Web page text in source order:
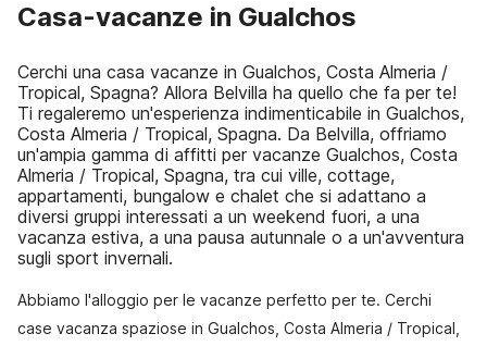
Casa-vacanze in Gualchos
Cerchi una casa vacanze in Gualchos, Costa Almeria /
Tropical, Spagna? Allora Belvilla ha quello che fa per te!
Ti regaleremo un'esperienza indimenticabile in Gualchos,
Costa Almeria / Tropical, Spagna. Da Belvilla, offriamo
un'ampia gamma di affitti per vacanze Gualchos, Costa
Almeria / Tropical, Spagna, tra cui ville, cottage,
appartamenti, bungalow e chalet che si adattano a
diversi gruppi interessati a un weekend fuori, a una
vacanza estiva, a una pausa autunnale o a un'avventura
sugli sport invernali.
Abbiamo l'alloggio per le vacanze perfetto per te. Cerchi
case vacanza spaziose in Gualchos, Costa Almeria / Tropical,